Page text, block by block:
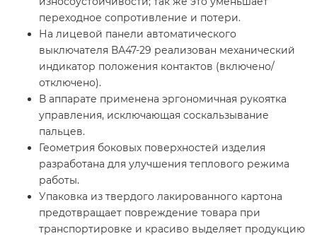
переходное сопротивление и потери.
На лицевой панели автоматического
выключателя ВА47-29 реализован механический
индикатор положения контактов (включено/
отключено).
В аппарате применена эргономичная рукоятка
управления, исключающая соскальзывание
пальцев.
Геометрия боковых поверхностей изделия
разработана для улучшения теплового режима
работы.
Упаковка из твердого лакированного картона
предотвращает повреждение товара при
транспортировке и красиво выделяет продукцию